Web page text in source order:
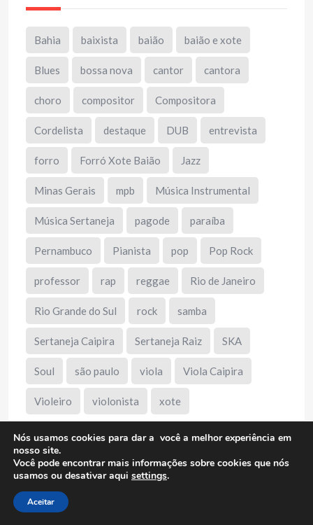
Bahia baixista baião baião e xote
Blues bossa nova cantor cantora
choro compositor Compositora
Cordelista destaque DUB entrevista
forro Forró Xote Baião Jazz
Minas Gerais mpb Música Instrumental
Música Sertaneja pagode paraíba
Pernambuco Pianista pop Pop Rock
professor rap reggae Rio de Janeiro
Rio Grande do Sul rock samba
Sertaneja Caipira Sertaneja Raiz SKA
Soul são paulo viola Viola Caipira
Violeiro violonista xote
Publicidade
Nós usamos cookies para dar a você a melhor experiência em
nosso site.
Você pode encontrar mais informações sobre cookies que nós
usamos ou desativar aqui settings.
Aceitar